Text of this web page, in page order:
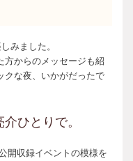
みました。
方からのメッセージも紹
クな夜、いかがだったで
ひとりで。
開収録イベントの模様を